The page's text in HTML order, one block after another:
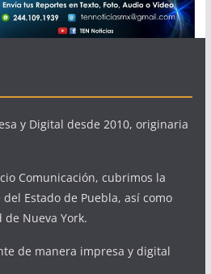
y Digital desde 2010, originaria
Comunicación, cubrimos la
Estado de Puebla, así como
Nueva York.
de manera impresa y digital